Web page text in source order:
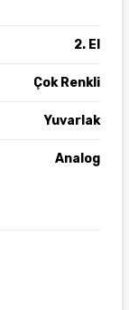
2. El
Çok Renkli
Yuvarlak
Analog